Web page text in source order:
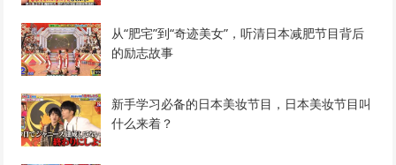
从“肥宅”到“奇迹美女”，听清日本减肥节目背后
的励志故事
新手学习必备的日本美妆节目，日本美妆节目叫
什么来着？